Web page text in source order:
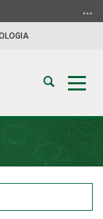
Abrir
busca